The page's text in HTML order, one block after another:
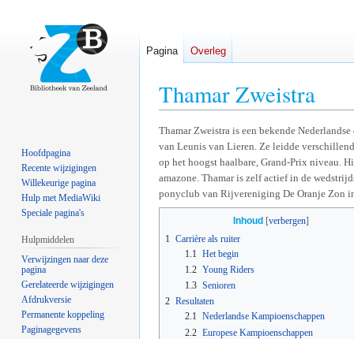
Thamar Zweistra
Naar
navigatie
springen
Naar
zoeken
springen
Thamar Zweistra is een bekende
van Leunis van Lieren. Ze leidde
op het hoogst haalbare, Grand-Prix niveau.
amazone. Thamar is zelf actief in de
ponyclub van Rijvereniging De Oranje Zon
Inhoud
1
Carrière als ruiter
1.1
Het begin
1.2 Young Riders
1.3 Senioren
2 Resultaten
2.1 Nederlandse Kampioenschappen
2.2 Europese Kampioenschappen
Pagina Overleg
Hoofdpagina
Recente wijzigingen
Willekeurige pagina
Hulp met MediaWiki
Speciale pagina's
Hulpmiddelen
Verwijzingen naar deze
pagina
Gerelateerde wijzigingen
Afdrukversie
Permanente koppeling
Paginagegevens